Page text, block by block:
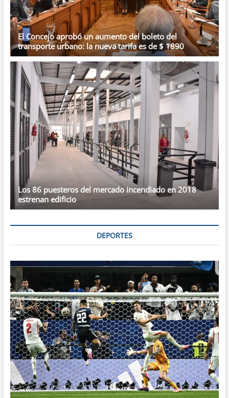
El Concejo aprobó un aumento del boleto del
transporte urbano: la nueva tarifa es de $ 1890
Los 86 puesteros del mercado incendiado en 2018
estrenan edificio
DEPORTES